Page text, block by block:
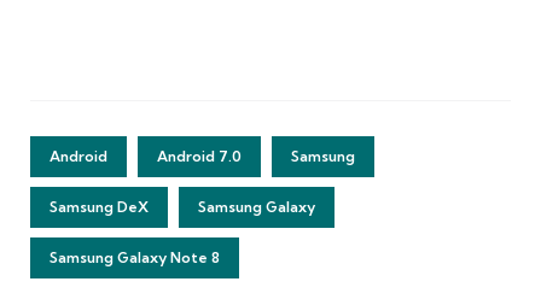
Android Android 7.0 Samsung
Samsung DeX Samsung Galaxy
Samsung Galaxy Note 8